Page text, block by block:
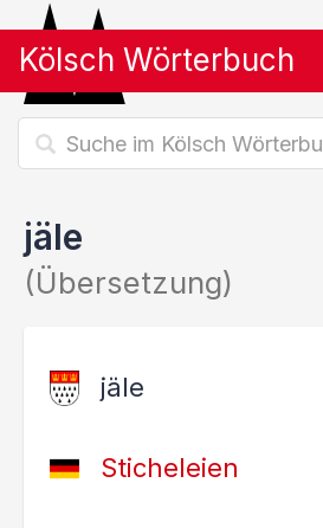
Kölsch Wörterbuch
jäle
(Übersetzung)
jäle
Sticheleien